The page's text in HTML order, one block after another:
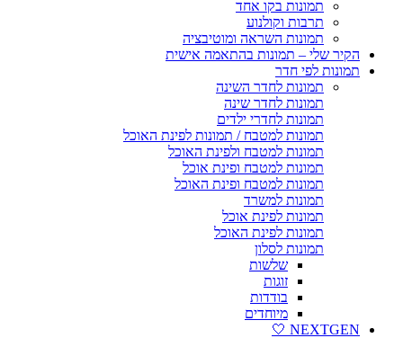
תמונות בקו אחד
תרבות וקולנוע
תמונות השראה ומוטיבציה
הקיר שלי – תמונות בהתאמה אישית
תמונות לפי חדר
תמונות לחדר השינה
תמונות לחדר שינה
תמונות לחדרי ילדים
תמונות למטבח / תמונות לפינת האוכל
תמונות למטבח ולפינת האוכל
תמונות למטבח ופינת אוכל
תמונות למטבח ופינת האוכל
תמונות למשרד
תמונות לפינת אוכל
תמונות לפינת האוכל
תמונות לסלון
שלשות
זוגות
בודדות
מיוחדים
NEXTGEN 🤍